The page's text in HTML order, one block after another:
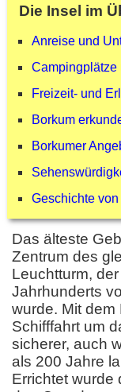
Die Insel im
Anreise und
Campingplätze
Freizeit- und
Borkum
Borkumer
Geschichte
Das älteste
Zentrum des
Leuchtturm,
Jahrhunderts
wurde. Mit dem
Schifffahrt um
sicherer, auch
als 200 Jahre
Errichtet wurde